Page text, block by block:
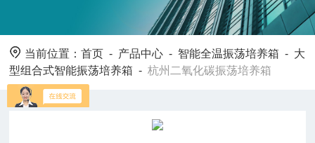
当前位置：首页 - 产品中心 - 智能全温振荡培养箱 - 大
型组合式智能振荡培养箱 -杭州二氧化碳振荡培养箱